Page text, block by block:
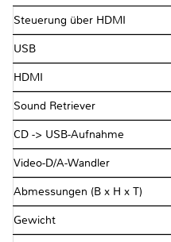
Steuerung über HDMI
USB
HDMI
Sound Retriever
CD -> USB-Aufnahme
Video-D/A-Wandler
Abmessungen (B x H x T)
Gewicht